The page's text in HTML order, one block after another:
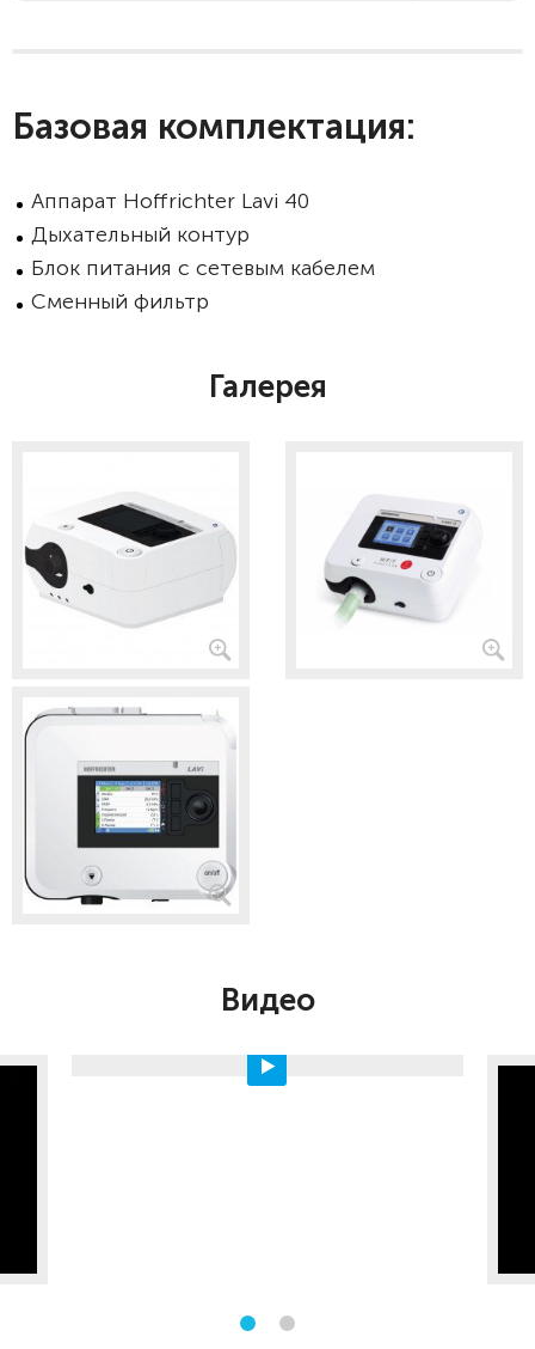
Базовая комплектация:
Аппарат Hoffrichter Lavi 40
Дыхательный контур
Блок питания с сетевым кабелем
Сменный фильтр
Галерея
Видео